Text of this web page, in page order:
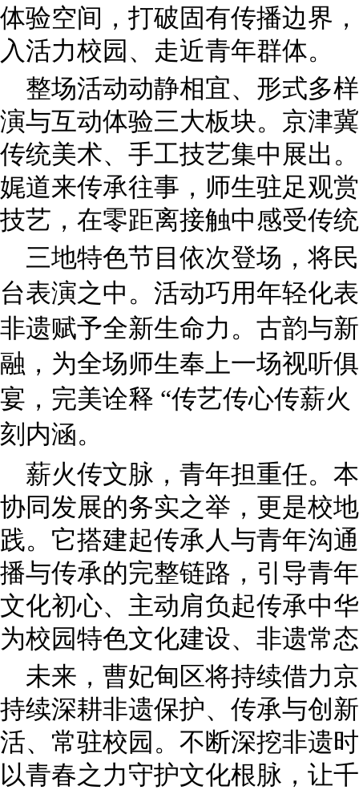
体验空间，打破固有传播边界
入活力校园、走近青年群体。
整场活动动静相宜、形式多
演与互动体验三大板块。京津
传统美术、手工技艺集中展出
娓道来传承往事，师生驻足观
技艺，在零距离接触中感受传
三地特色节目依次登场，将
台表演之中。活动巧用年轻化
非遗赋予全新生命力。古韵与
融，为全场师生奉上一场视听
宴，完美诠释 “传艺传心传薪
刻内涵。
薪火传文脉，青年担重任。
协同发展的务实之举，更是校
践。它搭建起传承人与青年沟
播与传承的完整链路，引导青
文化初心、主动肩负起传承中
为校园特色文化建设、非遗常
未来，曹妃甸区将持续借力
持续深耕非遗保护、传承与创
活、常驻校园。不断深挖非遗
以青春之力守护文化根脉，让